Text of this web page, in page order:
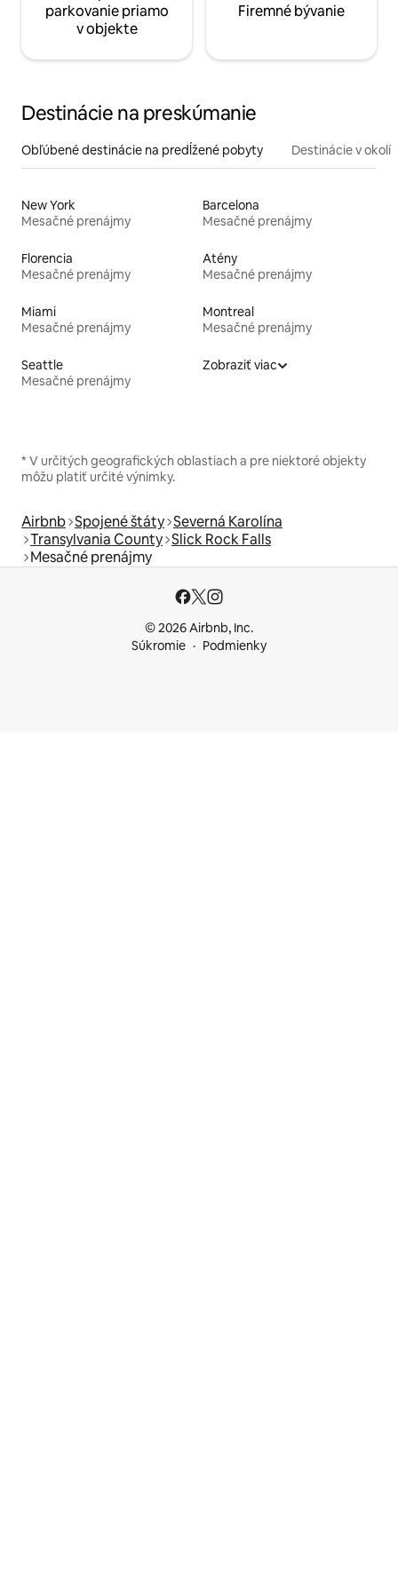
parkovanie priamo
v objekte
Firemné bývanie
Destinácie na preskúmanie
Obľúbené destinácie na predĺžené pobyty Destinácie v okolí
New York
Mesačné prenájmy
Barcelona
Mesačné prenájmy
Florencia
Mesačné prenájmy
Atény
Mesačné prenájmy
Miami
Mesačné prenájmy
Montreal
Mesačné prenájmy
Seattle
Mesačné prenájmy
Zobraziť viac
* V určitých geografických oblastiach a pre niektoré objekty
môžu platiť určité výnimky.
Airbnb Spojené štáty Severná Karolína
Transylvania County Slick Rock Falls
Mesačné prenájmy
© 2026 Airbnb, Inc.
Súkromie
Podmienky